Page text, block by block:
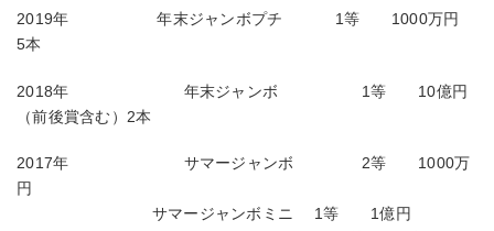
2019年 年末ジャンボプチ 1等 1000万円
5本
2018年 年末ジャンボ 1等 10億円
（前後賞含む）2本
2017年 サマージャンボ 2等 1000万
円
サマージャンボミニ 1等 1億円